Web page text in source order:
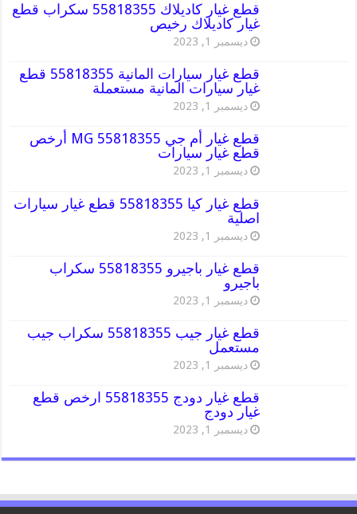
قطع غيار كاديلاك 55818355 سكراب قطع
غيار كاديلاك رخيص
ديسمبر 1, 2023
قطع غيار سيارات المانية 55818355 قطع
غيار سيارات المانية مستعملة
ديسمبر 1, 2023
قطع غيار أم جي MG 55818355 أرخص
قطع غيار سيارات
ديسمبر 1, 2023
قطع غيار كيا 55818355 قطع غيار سيارات
اصلية
ديسمبر 1, 2023
قطع غيار باجيرو 55818355 سكراب
باجيرو
ديسمبر 1, 2023
قطع غيار جيب 55818355 سكراب جيب
مستعمل
ديسمبر 1, 2023
قطع غيار دودج 55818355 ارخص قطع
غيار دودج
ديسمبر 1, 2023